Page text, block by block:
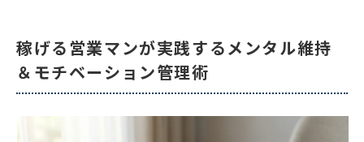
稼げる営業マンが実践するメンタル維持
＆モチベーション管理術